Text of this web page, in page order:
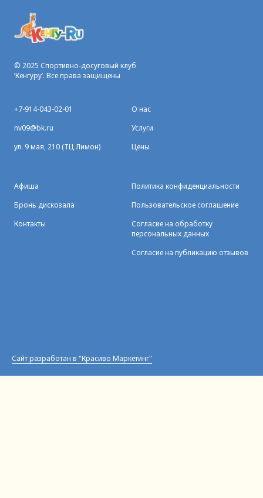
© 2025 Спортивно-досуговый клуб
‘Кенгуру’. Все права защищены
+7-914-043-02-01
nv09@bk.ru
ул. 9 мая, 210 (ТЦ Лимон)
О нас
Услуги
Цены
Афиша
Бронь дискозала
Контакты
Политика конфиденциальности
Пользовательское соглашение
Согласие на обработку
персональных данных
Согласие на публикацию отзывов
Сайт разработан в "Красиво Маркетинг"